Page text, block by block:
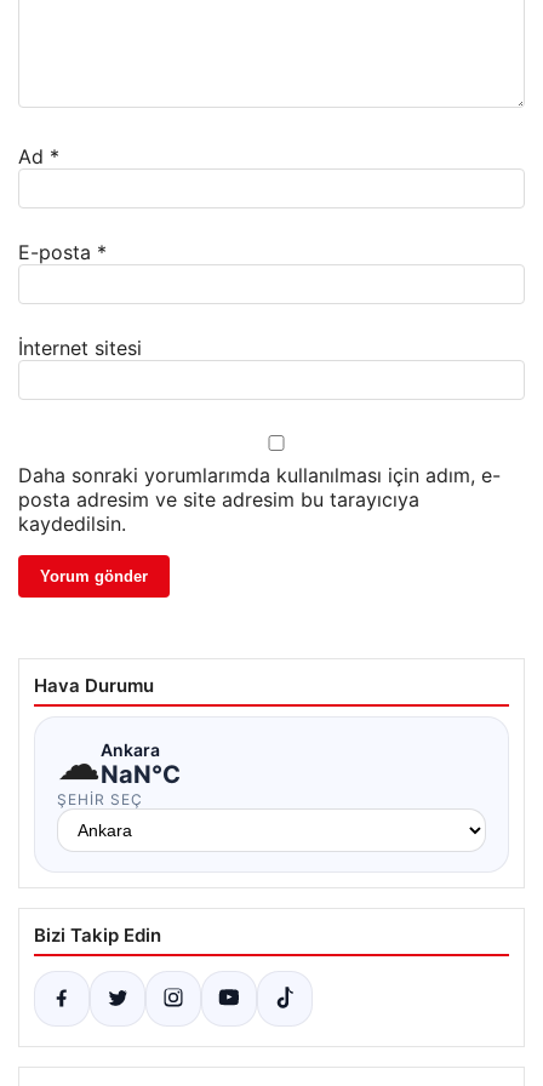
Ad *
E-posta *
İnternet sitesi
Daha sonraki yorumlarımda kullanılması için adım, e-
posta adresim ve site adresim bu tarayıcıya
kaydedilsin.
Hava Durumu
☁Ankara
NaN°C
ŞEHIR SEÇ
Bizi Takip Edin